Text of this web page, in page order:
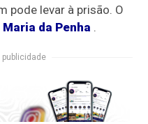
pode levar à prisão. O
Maria da Penha .
publicidade